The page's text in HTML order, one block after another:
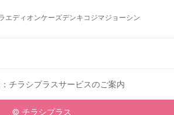
エディオンケーズデンキ コジマジョーシン
チラシプラスサービスのご案内
© チラシプラス